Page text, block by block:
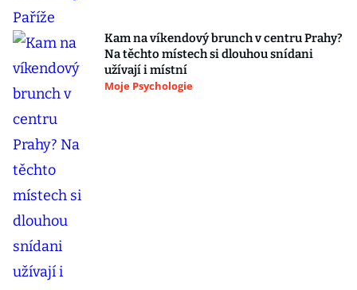
Kam na víkendový brunch v centru Prahy?
Na těchto místech si dlouhou snídani
užívají i místní
Moje Psychologie